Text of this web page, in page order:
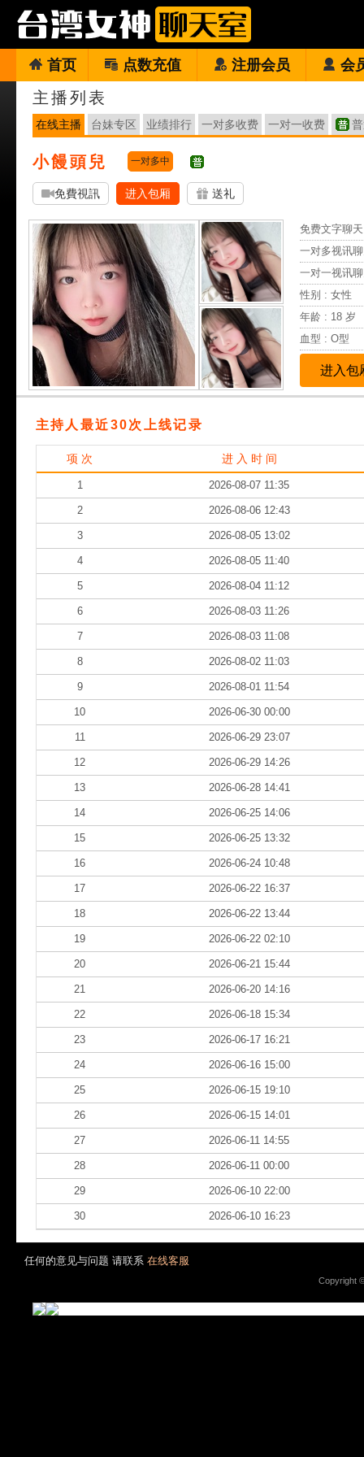
首页 点数充值 注册会员 会
主播列表
在线主播 台妹专区 业绩排行 一对多收费 一对一收费
小饅頭兒 一对多中
免費視訊 进入包厢 送礼
免费文字聊
一对多视讯
一对一视讯
性别 : 女性
年龄 : 18 岁
血型 : O型
进入包
主持人最近30次上线记录
项 次 进 入 时 间
1 2026-08-07 11:35
2 2026-08-06 12:43
3 2026-08-05 13:02
4 2026-08-05 11:40
5 2026-08-04 11:12
6 2026-08-03 11:26
7 2026-08-03 11:08
8 2026-08-02 11:03
9 2026-08-01 11:54
10 2026-06-30 00:00
11 2026-06-29 23:07
12 2026-06-29 14:26
13 2026-06-28 14:41
14 2026-06-25 14:06
15 2026-06-25 13:32
16 2026-06-24 10:48
17 2026-06-22 16:37
18 2026-06-22 13:44
19 2026-06-22 02:10
20 2026-06-21 15:44
21 2026-06-20 14:16
22 2026-06-18 15:34
23 2026-06-17 16:21
24 2026-06-16 15:00
25 2026-06-15 19:10
26 2026-06-15 14:01
27 2026-06-11 14:55
28 2026-06-11 00:00
29 2026-06-10 22:00
30 2026-06-10 16:23
任何的意见与问题 请联系 在线客服
Copyright